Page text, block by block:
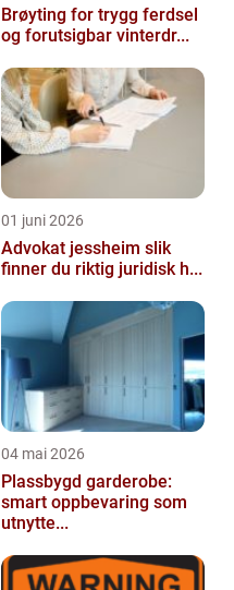
Brøyting for trygg ferdsel
og forutsigbar vinterdr...
01 juni 2026
Advokat jessheim slik
finner du riktig juridisk h...
04 mai 2026
Plassbygd garderobe:
smart oppbevaring som
utnytte...